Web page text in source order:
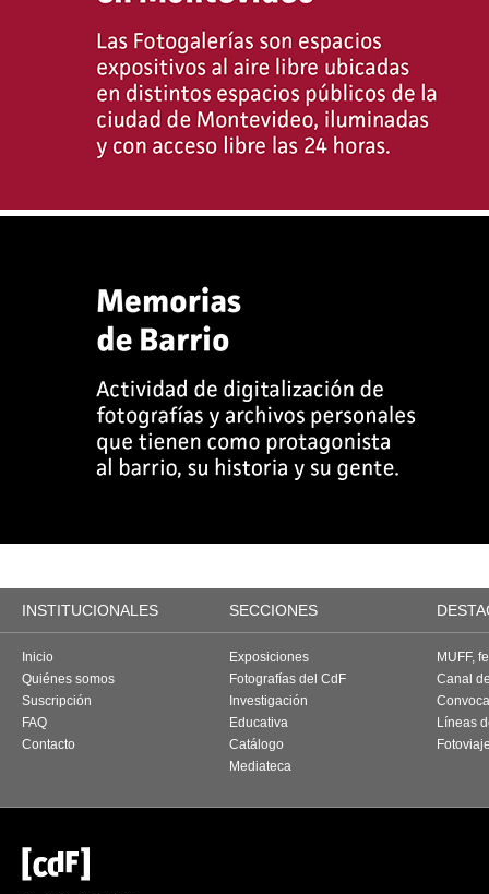
INSTITUCIONALES SECCIONES
Inicio
Quiénes somos
Suscripción
FAQ
Contacto
Exposiciones
Fotografías del CdF
Investigación
Educativa
Catálogo
Mediateca
MUFF,
Canal
Líneas